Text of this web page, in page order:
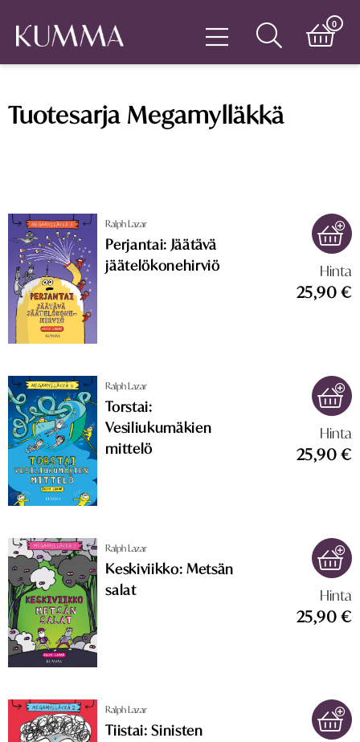
0
Tuotesarja Megamylläkkä
Hinta
25,90 €
Ralph Lazar
Perjantai: Jäätävä
jäätelökonehirviö
Hinta
25,90 €
Ralph Lazar
Torstai:
Vesiliukumäkien
mittelö
Hinta
25,90 €
Ralph Lazar
Keskiviikko: Metsän
salat
Ralph Lazar
Tiistai: Sinisten